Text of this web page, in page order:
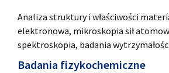
Analiza struktury i właściwości
elektronowa, mikroskopia sił
spektroskopia, badania
Badania fizykochemiczne